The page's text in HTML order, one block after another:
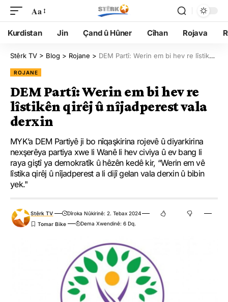
Aa
Kurdistan Jin Çand û Hûner Cîhan Rojava
Stêrk TV > Blog > Rojane > DEM Partî: Werin em bi hev re lîstikên qirêj û nîjadperest vala derxin
ROJANE
DEM Partî: Werin em bi hev re
lîstikên qirêj û nîjadperest vala
derxin
MYK’a DEM Partiyê ji bo nîqaşkirina rojevê û diyarkirina
nexşerêya partiya xwe li Wanê li hev civiya û ev bang li
raya giştî ya demokratîk û hêzên kedê kir, “Werin em vê
lîstika qirêj û nîjadperest a li dijî gelan vala derxin û bibin
yek."
Stêrk TV
Dîroka Nûkirinê: 2. Tebax 2024
Dema Xwendinê: 6 Dq.